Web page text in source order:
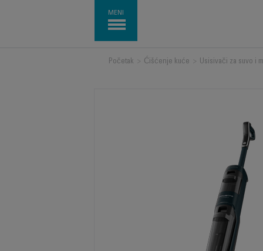
MENI
Početak Ćišćenje kuće Usisivači za suvo i